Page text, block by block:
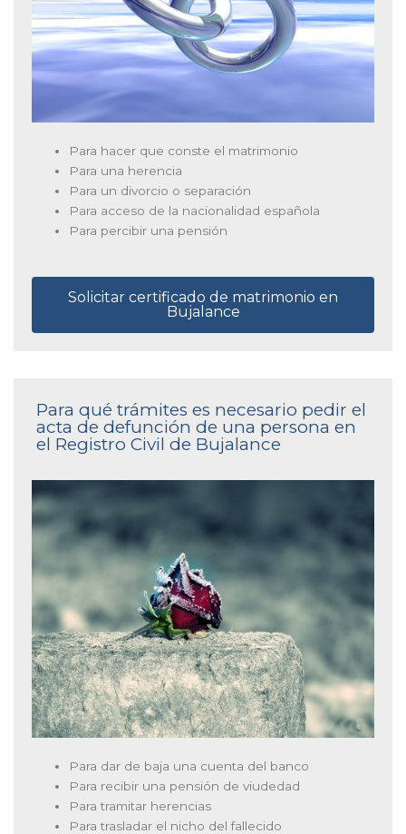
Para hacer que conste el matrimonio
Para una herencia
Para un divorcio o separación
Para acceso de la nacionalidad española
Para percibir una pensión
Solicitar certificado de matrimonio en
Bujalance
Para qué trámites es necesario pedir el
acta de defunción de una persona en
el Registro Civil de Bujalance
Para dar de baja una cuenta del banco
Para recibir una pensión de viudedad
Para tramitar herencias
Para trasladar el nicho del fallecido